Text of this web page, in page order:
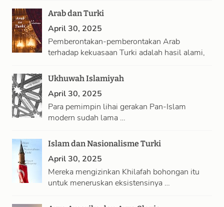
Arab dan Turki
April 30, 2025
Pemberontakan-pemberontakan Arab
terhadap kekuasaan Turki adalah hasil alami,
Ukhuwah Islamiyah
April 30, 2025
Para pemimpin lihai gerakan Pan-Islam
modern sudah lama …
Islam dan Nasionalisme Turki
April 30, 2025
Mereka mengizinkan Khilafah bohongan itu
untuk meneruskan eksistensinya …